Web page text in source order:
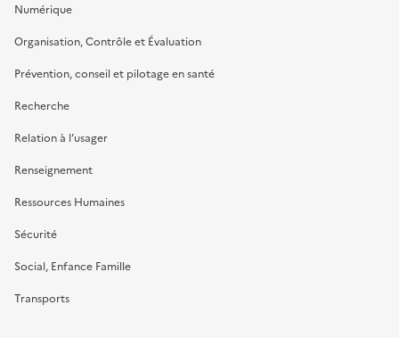
Numérique
Organisation, Contrôle et Évaluation
Prévention, conseil et pilotage en santé
Recherche
Relation à l’usager
Renseignement
Ressources Humaines
Sécurité
Social, Enfance Famille
Transports